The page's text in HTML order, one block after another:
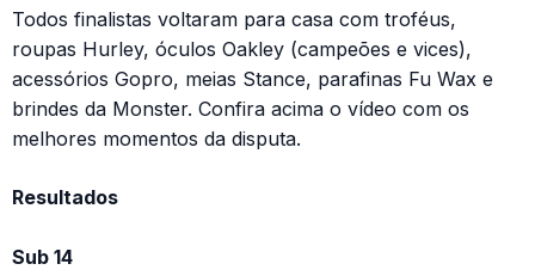
Todos finalistas voltaram para casa com troféus,
roupas Hurley, óculos Oakley (campeões e vices),
acessórios Gopro, meias Stance, parafinas Fu Wax e
brindes da Monster. Confira acima o vídeo com os
melhores momentos da disputa.
Resultados
Sub 14